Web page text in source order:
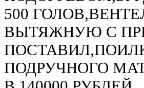
500
ВЫТЯЖНУЮ С
ПОДРУЧНОГО